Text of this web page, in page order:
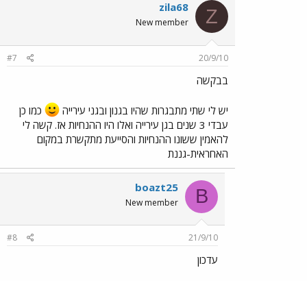
Z
zila68
New member
20/9/10
#7
בבקשה
יש לי שתי מתבגרות שהיו בגנון ובגני עירייה
כמו כן
עבדי 3 שנים בגן עירייה ואלו היו ההנחיות אז. קשה לי
להאמין ששונו ההנחיות והסייעת מתקשרת במקום
האחראית-גננת
B
boazt25
New member
21/9/10
#8
עדכון